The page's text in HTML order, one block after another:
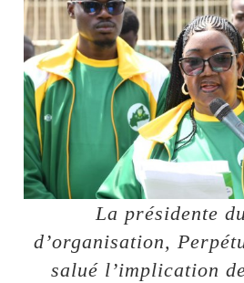
La présidente
d’organisation,
salué l’implication